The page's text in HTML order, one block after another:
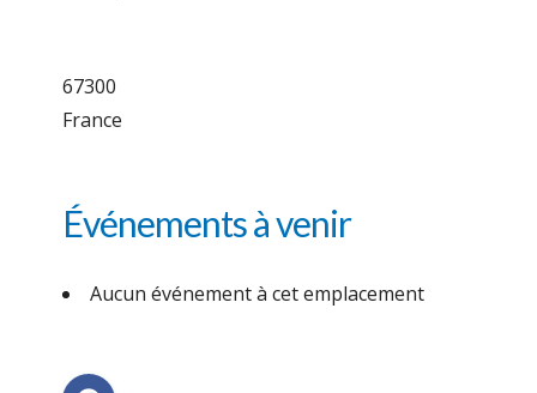
67300
France
Événements à venir
Aucun événement à cet emplacement